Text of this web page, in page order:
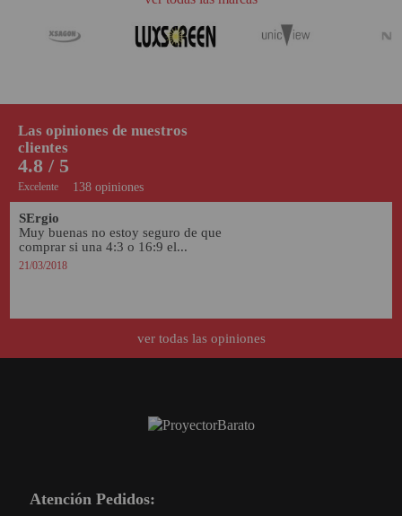
138 opiniones
4.8 / 5
Excelente
Las opiniones de nuestros
clientes
SErgio
Muy buenas no estoy seguro de que
comprar si una 4:3 o 16:9 el...
21/03/2018
ver todas las opiniones
Atención Pedidos: